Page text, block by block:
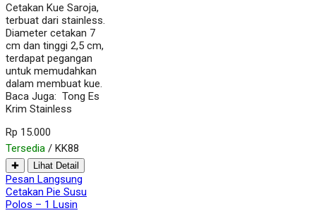
Cetakan Kue Saroja,
terbuat dari stainless.
Diameter cetakan 7
cm dan tinggi 2,5 cm,
terdapat pegangan
untuk memudahkan
dalam membuat kue.
Baca Juga: Tong Es
Krim Stainless
Rp 15.000
Tersedia / KK88
✚ Lihat Detail
Pesan Langsung
Cetakan Pie Susu
Polos – 1 Lusin